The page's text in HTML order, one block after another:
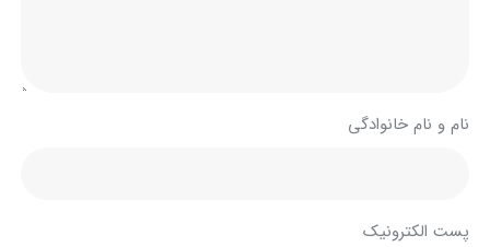
نام و نام خانوادگی
پست الکترونیک